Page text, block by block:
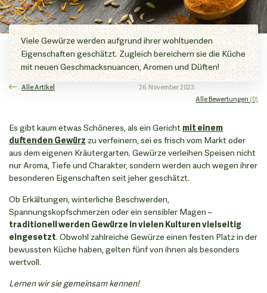
Viele Gewürze werden aufgrund ihrer wohltuenden
Eigenschaften geschätzt. Zugleich bereichern sie die Küche
mit neuen Geschmacksnuancen, Aromen und Düften!
Alle Artikel
26. November 2023.
Alle Bewertungen (0)
Es gibt kaum etwas Schöneres, als ein Gericht mit einem
duftenden Gewürz zu verfeinern, sei es frisch vom Markt oder
aus dem eigenen Kräutergarten. Gewürze verleihen Speisen nicht
nur Aroma, Tiefe und Charakter, sondern werden auch wegen ihrer
besonderen Eigenschaften seit jeher geschätzt.
Ob Erkältungen, winterliche Beschwerden,
Spannungskopfschmerzen oder ein sensibler Magen –
traditionell werden Gewürze in vielen Kulturen vielseitig
eingesetzt. Obwohl zahlreiche Gewürze einen festen Platz in der
bewussten Küche haben, gelten fünf von ihnen als besonders
wertvoll.
Lernen wir sie gemeinsam kennen!